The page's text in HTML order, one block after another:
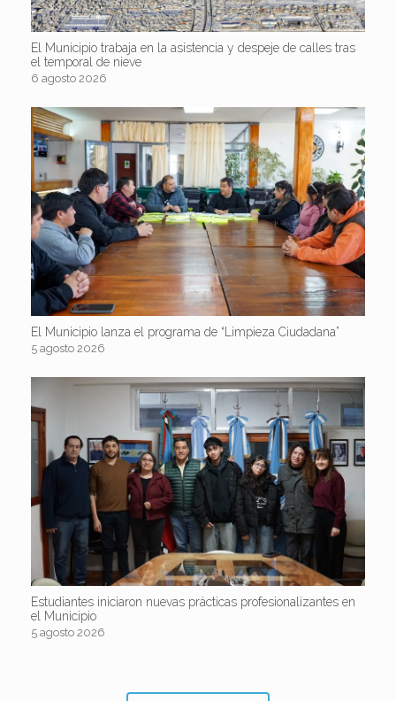
El Municipio trabaja en la asistencia y despeje de calles tras
el temporal de nieve
6 agosto 2026
El Municipio lanza el programa de “Limpieza Ciudadana”
5 agosto 2026
Estudiantes iniciaron nuevas prácticas profesionalizantes en
el Municipio
5 agosto 2026